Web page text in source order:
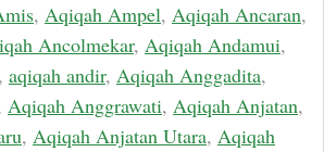
, Aqiqah Ampel, Aqiqah Ancaran,
Ancolmekar, Aqiqah Andamui,
, aqiqah andir, Aqiqah Anggadita,
Aqiqah Anggrawati, Aqiqah Anjatan,
, Aqiqah Anjatan Utara, Aqiqah